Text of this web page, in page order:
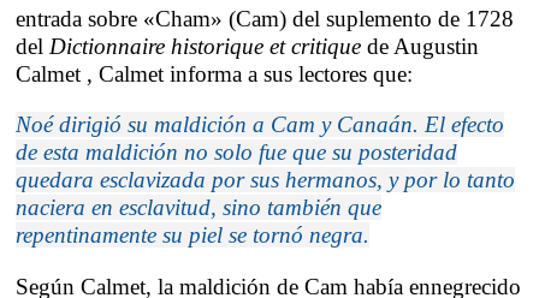
entrada sobre «Cham» (Cam) del suplemento de 1728
del Dictionnaire historique et critique de Augustin
Calmet , Calmet informa a sus lectores que:
Noé dirigió su maldición a Cam y Canaán. El efecto
de esta maldición no solo fue que su posteridad
quedara esclavizada por sus hermanos, y por lo tanto
naciera en esclavitud, sino también que
repentinamente su piel se tornó negra.
Según Calmet, la maldición de Cam había ennegrecido